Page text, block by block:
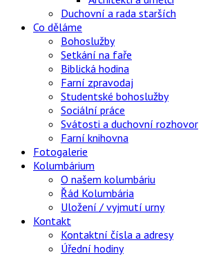
Duchovní a rada starších
Co děláme
Bohoslužby
Setkání na faře
Biblická hodina
Farní zpravodaj
Studentské bohoslužby
Sociální práce
Svátosti a duchovní rozhovor
Farní knihovna
Fotogalerie
Kolumbárium
O našem kolumbáriu
Řád Kolumbária
Uložení / vyjmutí urny
Kontakt
Kontaktní čísla a adresy
Úřední hodiny